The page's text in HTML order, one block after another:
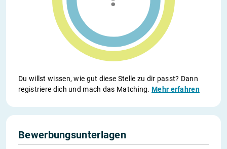
Du willst wissen, wie gut diese Stelle zu dir passt? Dann
registriere dich und mach das Matching.Mehr erfahren
Bewerbungsunterlagen